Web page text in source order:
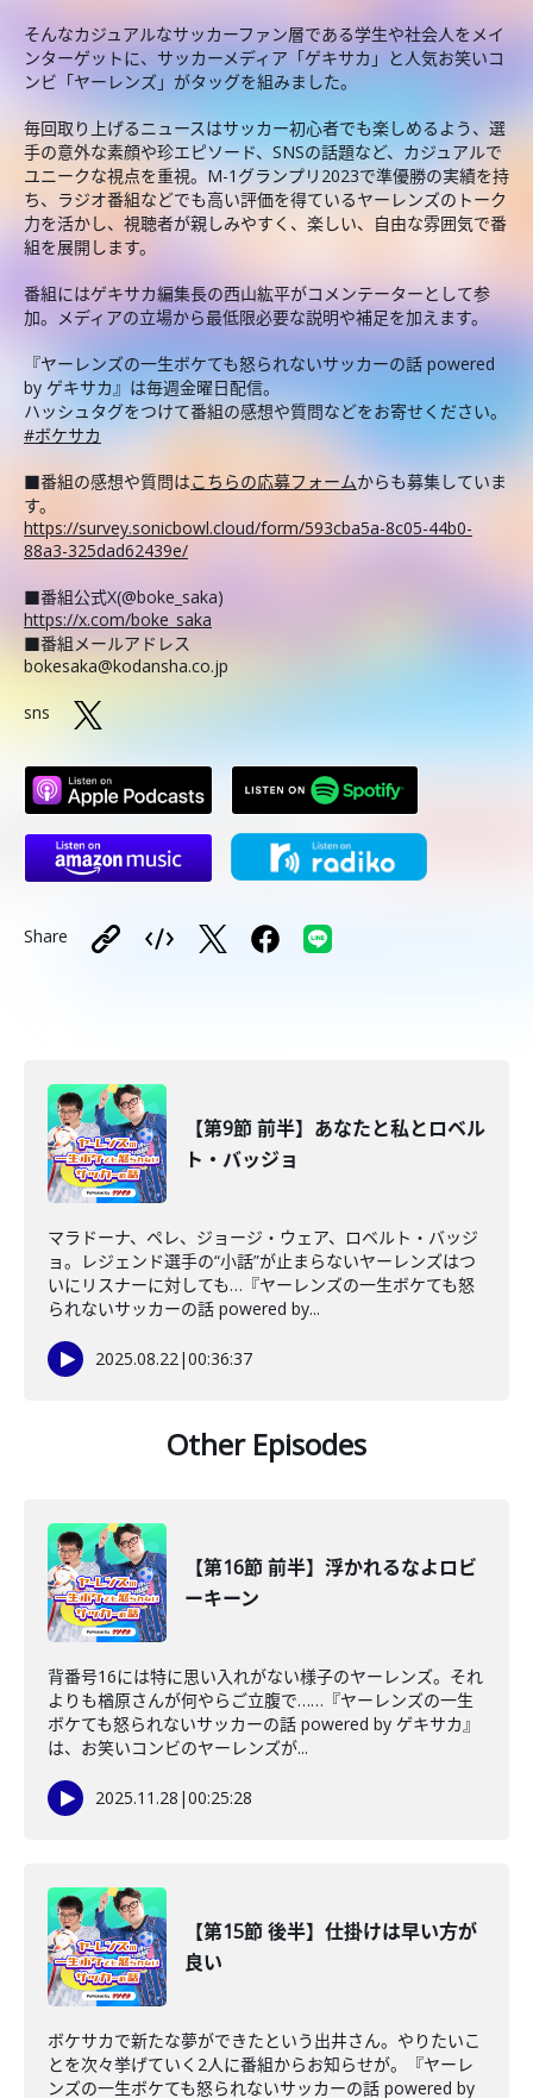
そんなカジュアルなサッカーファン層である学生や社会人をメイ
ンターゲットに、サッカーメディア「ゲキサカ」と人気お笑いコ
ンビ「ヤーレンズ」がタッグを組みました。
毎回取り上げるニュースはサッカー初心者でも楽しめるよう、選
手の意外な素顔や珍エピソード、SNSの話題など、カジュアルで
ユニークな視点を重視。M-1グランプリ2023で準優勝の実績を持
ち、ラジオ番組などでも高い評価を得ているヤーレンズのトーク
力を活かし、視聴者が親しみやすく、楽しい、自由な雰囲気で番
組を展開します。
番組にはゲキサカ編集長の西山紘平がコメンテーターとして参
加。メディアの立場から最低限必要な説明や補足を加えます。
『ヤーレンズの一生ボケても怒られないサッカーの話 powered
by ゲキサカ』は毎週金曜日配信。
ハッシュタグをつけて番組の感想や質問などをお寄せください。
#ボケサカ
■番組の感想や質問はこちらの応募フォームからも募集していま
す。
https://survey.sonicbowl.cloud/form/593cba5a-8c05-44b0-
88a3-325dad62439e/
■番組公式X(@boke_saka)
https://x.com/boke_saka
■番組メールアドレス
bokesaka@kodansha.co.jp
sns
Share
【第9節 前半】あなたと私とロベル
ト・バッジョ
マラドーナ、ペレ、ジョージ・ウェア、ロベルト・バッジ
ョ。レジェンド選手の“小話”が止まらないヤーレンズはつ
いにリスナーに対しても…『ヤーレンズの一生ボケても怒
られないサッカーの話 powered by...
2025.08.22|00:36:37
Other Episodes
【第16節 前半】浮かれるなよロビ
ーキーン
背番号16には特に思い入れがない様子のヤーレンズ。それ
よりも楢原さんが何やらご立腹で……『ヤーレンズの一生
ボケても怒られないサッカーの話 powered by ゲキサカ』
は、お笑いコンビのヤーレンズが...
2025.11.28 |00:25:28
【第15節 後半】仕掛けは早い方が
良い
ボケサカで新たな夢ができたという出井さん。やりたいこ
とを次々挙げていく2人に番組からお知らせが。『ヤーレ
ンズの一生ボケても怒られないサッカーの話 powered by